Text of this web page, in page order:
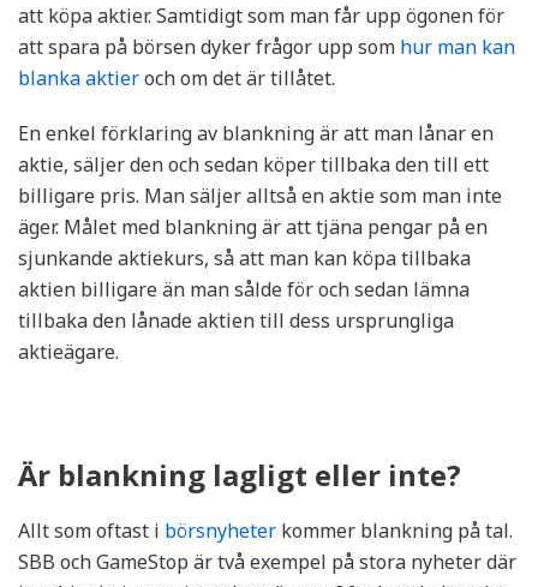
att köpa aktier. Samtidigt som man får upp ögonen för
att spara på börsen dyker frågor upp som hur man kan
blanka aktieroch om det är tillåtet.
En enkel förklaring av blankning är att man lånar en
aktie, säljer den och sedan köper tillbaka den till ett
billigare pris. Man säljer alltså en aktie som man inte
äger. Målet med blankning är att tjäna pengar på en
sjunkande aktiekurs, så att man kan köpa tillbaka
aktien billigare än man sålde för och sedan lämna
tillbaka den lånade aktien till dess ursprungliga
aktieägare.
Är blankning lagligt eller inte?
Allt som oftast i börsnyheter kommer blankning på tal.
SBB och GameStop är två exempel på stora nyheter där